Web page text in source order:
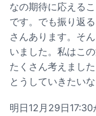
なの期待に応える
です。でも振り返
さんあります。そ
いました。私はこ
たくさん考えまし
とうしていきたい
明日12月29日